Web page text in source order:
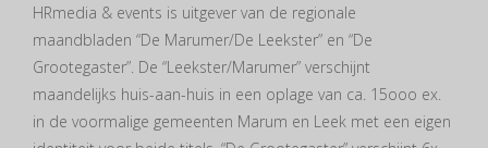
HRmedia & events is uitgever van de regionale
maandbladen “De Marumer/De Leekster” en “De
Grootegaster”. De “Leekster/Marumer” verschijnt
maandelijks huis-aan-huis in een oplage van ca. 15ooo ex.
in de voormalige gemeenten Marum en Leek met een eigen